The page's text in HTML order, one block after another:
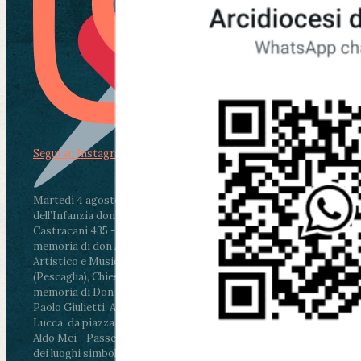
Martedì 4 agosto2026
ore 11:30 - Lucca, Scuola
dell’Infanzia don Aldo Mei - Viale Castruccio
Castracani 435 - Inaugurazione murales in
memoria di don Aldo Mei curato dal Liceo
Artistico e Musicale “Passaglia”
ore 18 - Fiano
(Pescaglia), Chiesa parrocchiale - Messa in
memoria di Don Aldo Mei celebrata da mons.
Paolo Giulietti, Arcivescovo di Lucca
ore 20.30 -
Lucca, da piazza San Michele al Cippo di don
Aldo Mei - Passeggiata della Memoria in alcuni
dei luoghi simbolo della città. Ritrovo alle ore
Segui su Instagram